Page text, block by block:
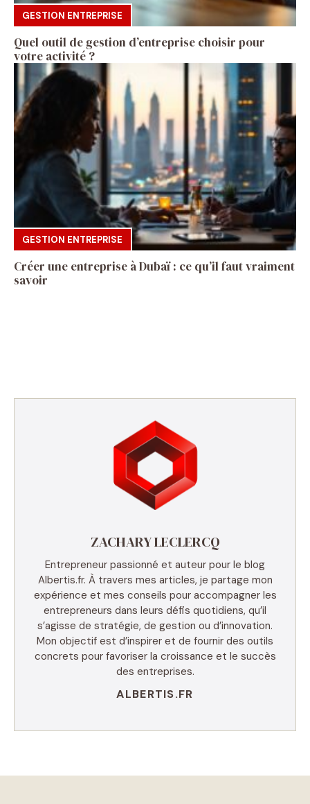
GESTION ENTREPRISE
Quel outil de gestion d’entreprise choisir pour
votre activité ?
GESTION ENTREPRISE
Créer une entreprise à Dubaï : ce qu’il faut vraiment
savoir
ZACHARY LECLERCQ
Entrepreneur passionné et auteur pour le blog
Albertis.fr. À travers mes articles, je partage mon
expérience et mes conseils pour accompagner les
entrepreneurs dans leurs défis quotidiens, qu’il
s’agisse de stratégie, de gestion ou d’innovation.
Mon objectif est d’inspirer et de fournir des outils
concrets pour favoriser la croissance et le succès
des entreprises.
ALBERTIS.FR